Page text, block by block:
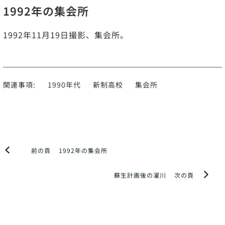
1992年の集会所
1992年11月19日撮影、集会所。
関連事項: 1990年代 新制高校 集会所
前の頁 1992年の集会所
次の頁
蘇生計画後の濯川